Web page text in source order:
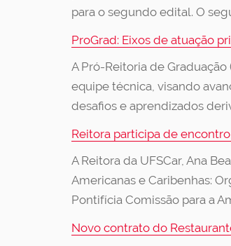
para o segundo edital. O
ProGrad: Eixos de atuação
A Pró-Reitoria de
equipe técnica, visando
desafios e aprendizados
Reitora participa de
A Reitora da UFSCar, Ana
Americanas e Caribenhas:
Pontifícia Comissão para a
Novo contrato do